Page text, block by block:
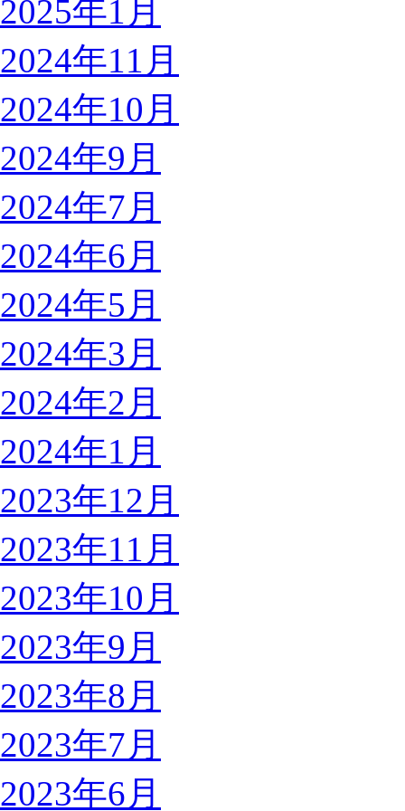
2025年1月
2024年11月
2024年10月
2024年9月
2024年7月
2024年6月
2024年5月
2024年3月
2024年2月
2024年1月
2023年12月
2023年11月
2023年10月
2023年9月
2023年8月
2023年7月
2023年6月